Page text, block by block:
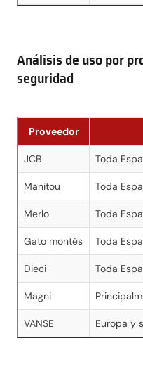
Análisis de uso por
seguridad
Proveedor
JCB Toda
Manitou Toda
Merlo Toda
Gato montés Toda
Dieci Toda
Magni
VANSE Europa y